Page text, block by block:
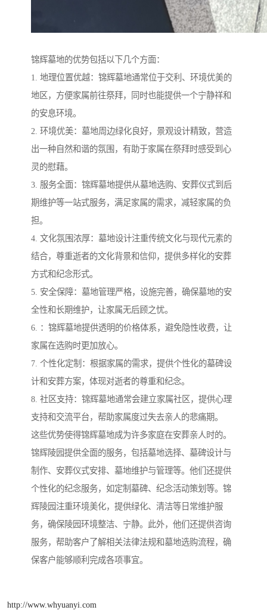
锦辉墓地的优势包括以下几个方面：
1. 地理位置优越：锦辉墓地通常位于交利、环境优美的
地区，方便家属前往祭拜，同时也能提供一个宁静祥和
的安息环境。
2. 环境优美：墓地周边绿化良好，景观设计精致，营造
出一种自然和谐的氛围，有助于家属在祭拜时感受到心
灵的慰藉。
3. 服务全面：锦辉墓地提供从墓地选购、安葬仪式到后
期维护等一站式服务，满足家属的需求，减轻家属的负
担。
4. 文化氛围浓厚：墓地设计注重传统文化与现代元素的
结合，尊重逝者的文化背景和信仰，提供多样化的安葬
方式和纪念形式。
5. 安全保障：墓地管理严格，设施完善，确保墓地的安
全性和长期维护，让家属无后顾之忧。
6. ：锦辉墓地提供透明的价格体系，避免隐性收费，让
家属在选购时更加放心。
7. 个性化定制：根据家属的需求，提供个性化的墓碑设
计和安葬方案，体现对逝者的尊重和纪念。
8. 社区支持：锦辉墓地通常会建立家属社区，提供心理
支持和交流平台，帮助家属度过失去亲人的悲痛期。
这些优势使得锦辉墓地成为许多家庭在安葬亲人时的。
锦辉陵园提供全面的服务，包括墓地选择、墓碑设计与
制作、安葬仪式安排、墓地维护与管理等。他们还提供
个性化的纪念服务，如定制墓碑、纪念活动策划等。锦
辉陵园注重环境美化，提供绿化、清洁等日常维护服
务，确保陵园环境整洁、宁静。此外，他们还提供咨询
服务，帮助客户了解相关法律法规和墓地选购流程，确
保客户能够顺利完成各项事宜。
http://www.whyuanyi.com